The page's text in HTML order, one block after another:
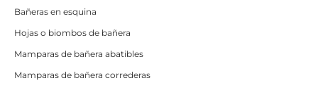
Bañeras en esquina
Hojas o biombos de bañera
Mamparas de bañera abatibles
Mamparas de bañera correderas